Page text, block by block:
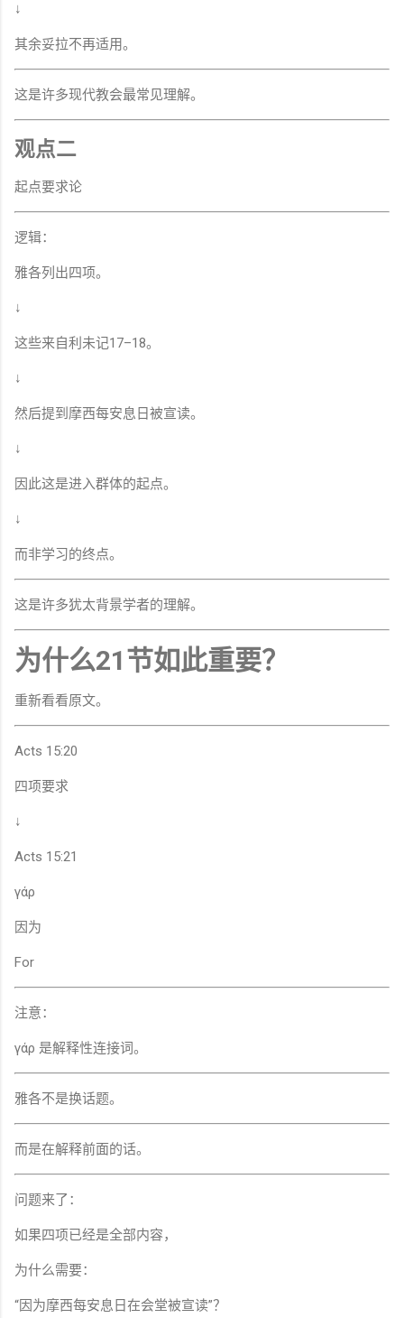
↓
其余妥拉不再适用。
这是许多现代教会最常见理解。
观点二
起点要求论
逻辑：
雅各列出四项。
↓
这些来自利未记17–18。
↓
然后提到摩西每安息日被宣读。
↓
因此这是进入群体的起点。
↓
而非学习的终点。
这是许多犹太背景学者的理解。
为什么21节如此重要？
重新看看原文。
Acts 15:20
四项要求
↓
Acts 15:21
γάρ
因为
For
注意：
γάρ 是解释性连接词。
雅各不是换话题。
而是在解释前面的话。
问题来了：
如果四项已经是全部内容，
为什么需要：
“因为摩西每安息日在会堂被宣读”？